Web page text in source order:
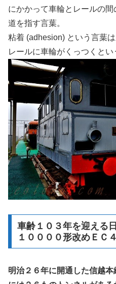
にかかって車輪とレールの
道を指す言葉。
粘着 (adhesion) という言葉
レールに車輪がくっつくとい
車齢１０３年を迎える
１００００形改めＥＣ
明治２６年に開通した信越